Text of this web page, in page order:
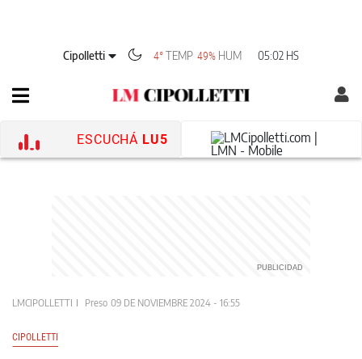
Cipolletti 4° TEMP 49% HUM 05:02 HS
ESCUCHÁ LU5
LMCIPOLLETTI Preso 09 DE NOVIEMBRE 2024 - 16:55
CIPOLLETTI